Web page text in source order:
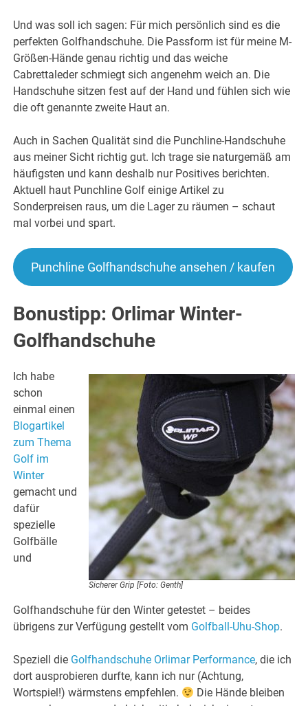
Und was soll ich sagen: Für mich persönlich sind es die
perfekten Golfhandschuhe. Die Passform ist für meine M-
Größen-Hände genau richtig und das weiche
Cabrettaleder schmiegt sich angenehm weich an. Die
Handschuhe sitzen fest auf der Hand und fühlen sich wie
die oft genannte zweite Haut an.
Auch in Sachen Qualität sind die Punchline-Handschuhe
aus meiner Sicht richtig gut. Ich trage sie naturgemäß am
häufigsten und kann deshalb nur Positives berichten.
Aktuell haut Punchline Golf einige Artikel zu
Sonderpreisen raus, um die Lager zu räumen – schaut
mal vorbei und spart.
Punchline Golfhandschuhe ansehen / kaufen
Bonustipp: Orlimar Winter-
Golfhandschuhe
Sicherer Grip [Foto: Genth]
Ich habe
schon
einmal einen
Blogartikel
zum Thema
Golf im
Winter
gemacht und
dafür
spezielle
Golfbälle
und
Golfhandschuhe für den Winter getestet – beides
übrigens zur Verfügung gestellt vom Golfball-Uhu-Shop.
Speziell die Golfhandschuhe Orlimar Performance, die ich
dort ausprobieren durfte, kann ich nur (Achtung,
Wortspiel!) wärmstens empfehlen.
Die Hände bleiben